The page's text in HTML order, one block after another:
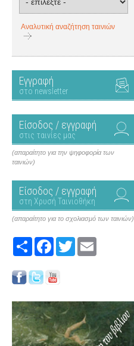
Αναλυτική αναζήτηση ταινιών
Εγγραφή
στο newsletter
Είσοδος / εγγραφή
στις ταινίες μας
(απαραίτητο για την ψηφοφορία των
ταινιών)
Είσοδος / εγγραφή
στη Χρυσή Ταινιοθήκη
(απαραίτητο για το σχολιασμό των ταινιών)
Share FacebookTwitter